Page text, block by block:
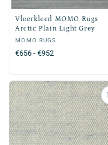
Vloerkleed MOMO Rugs
Arctic Plain Light Grey
Verkoper:
MOMO RUGS
Normale
€656 - €952